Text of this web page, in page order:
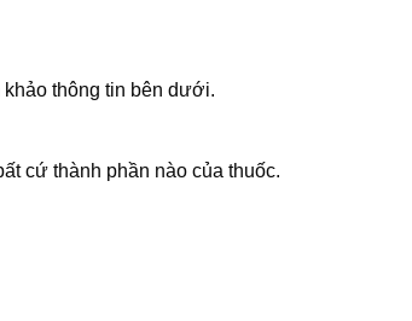
thông tin bên dưới.
cứ thành phần nào của thuốc.